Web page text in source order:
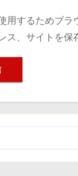
用するためブラ
、サイトを保